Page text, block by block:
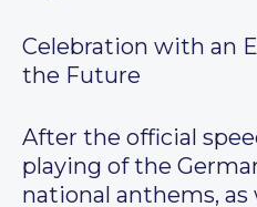
Celebration with an
the Future
After the official
playing of the
national anthems, as